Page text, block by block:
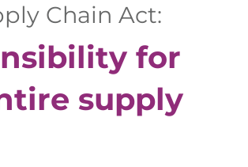
Chain Act:
for
supply